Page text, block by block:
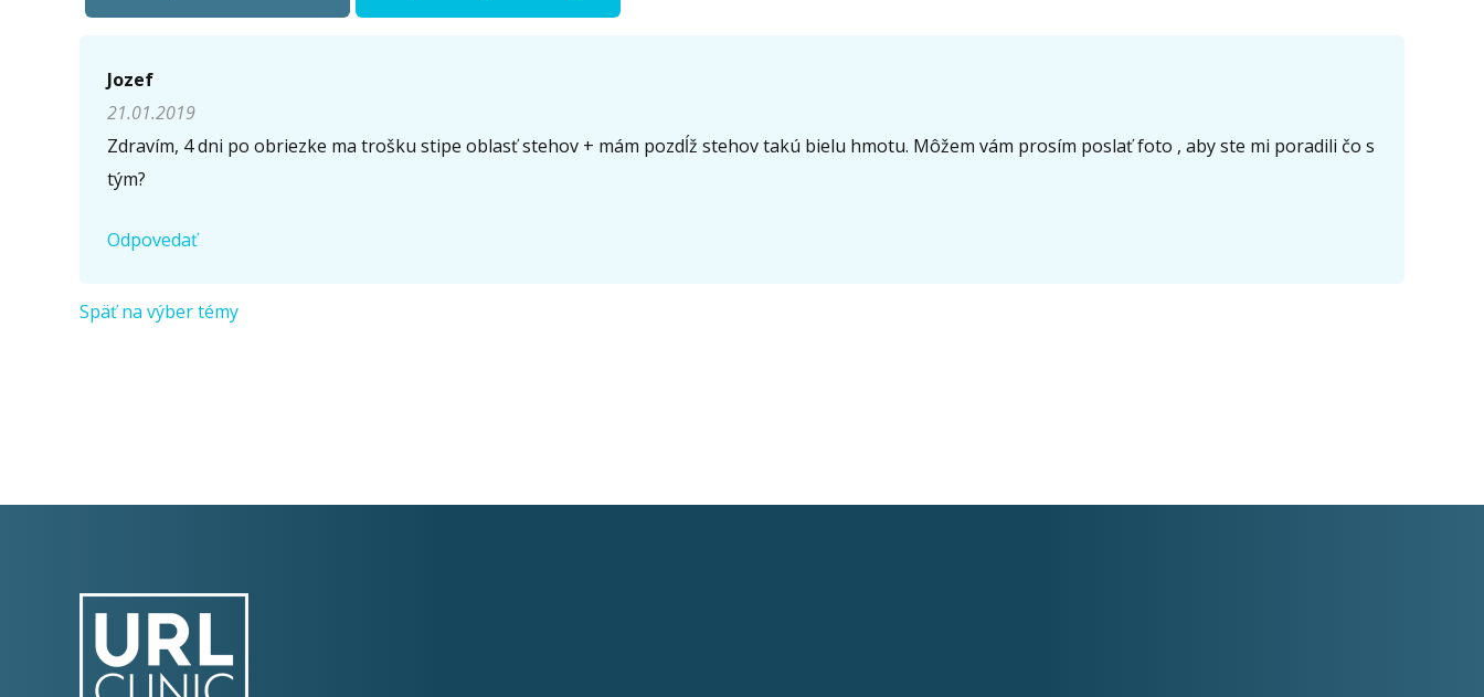
Napíšte otázku
Meno (* )
Jozef
21.01.2019
Zdravím, 4 dni po obriezke ma trošku stipe oblasť stehov + mám pozdĺž stehov takú bielu hmotu. Môžem vám prosím poslať foto , aby ste mi poradili čo s
tým?
Odpovedať
Späť na výber témy